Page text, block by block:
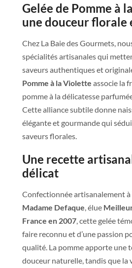
Gelée de Pomme à
une douceur florale
Chez La Baie des Gourmets,
spécialités artisanales qui
saveurs authentiques et
Pomme à la Violette associe la
pomme à la délicatesse
Cette alliance subtile donne
élégante et gourmande qui
saveurs florales.
Une recette
délicat
Confectionnée artisanalement à
Madame Defaque , élue
France en 2007 , cette gelée
faire reconnu et d’une passion
qualité. La pomme apporte une
douceur naturelle, tandis que la